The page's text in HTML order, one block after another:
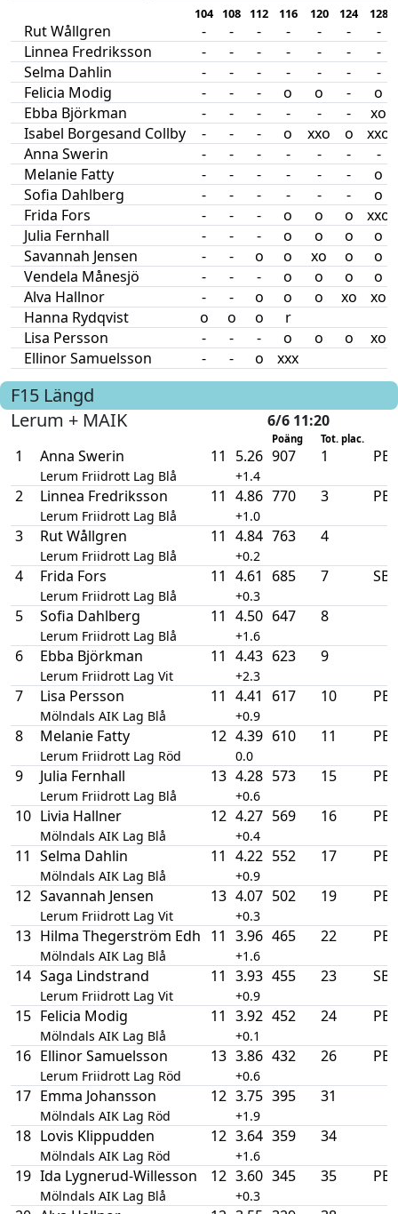
104 108 112 116 120 124 128
Rut Wållgren - - - - - -
-
Linnea Fredriksson
- - - - - -
-
Selma Dahlin
- - - - - -
-
Felicia Modig
- - - o o -
o
Ebba Björkman
- - - - - -
xo
Isabel Borgesand Collby
- - - o xxo o
xxo
Anna Swerin
- - - - - -
-
Melanie Fatty
- - - - - -
o
Sofia Dahlberg
- - - - - -
o
Frida Fors
- - - o o o
xxo
Julia Fernhall
- - - o o o
o
Savannah Jensen
- - o o xo o
o
Vendela Månesjö
- - - o o o
o
Alva Hallnor
- - o o o xo
xo
Hanna Rydqvist
o o o
r
Lisa Persson
- - - o o o
xo
Ellinor Samuelsson
- - o xxx
F15 Längd
Lerum + MAIK
6/6 11:20
Poäng Tot. plac.
1 Anna Swerin
Lerum Friidrott Lag Blå
11 5.26
+1.4
907 1 PB
2 Linnea Fredriksson
Lerum Friidrott Lag Blå
11 4.86
+1.0
770 3 PB
3 Rut Wållgren
Lerum Friidrott Lag Blå
11 4.84
+0.2
763 4
4 Frida Fors
Lerum Friidrott Lag Blå
11 4.61
+0.3
685 7 SB
5 Sofia Dahlberg
Lerum Friidrott Lag Blå
11 4.50
+1.6
647 8
6 Ebba Björkman
Lerum Friidrott Lag Vit
11 4.43
+2.3
623 9
7 Lisa Persson
Mölndals AIK Lag Blå
11 4.41
+0.9
617 10 PB
8 Melanie Fatty
Lerum Friidrott Lag Röd
12 4.39
0.0
610 11 PB
9 Julia Fernhall
Lerum Friidrott Lag Blå
13 4.28
+0.6
573 15 PB
10 Livia Hallner
Mölndals AIK Lag Blå
12 4.27
+0.4
569 16 PB
11 Selma Dahlin
Mölndals AIK Lag Blå
11 4.22
+0.9
552 17 PB
12 Savannah Jensen
Lerum Friidrott Lag Vit
13 4.07
+0.3
502 19 PB
13 Hilma Thegerström Edh
Mölndals AIK Lag Blå
11 3.96
+1.6
465 22 PB
14 Saga Lindstrand
Lerum Friidrott Lag Vit
11 3.93
+0.9
455 23 SB
15 Felicia Modig
Mölndals AIK Lag Blå
11 3.92
+0.1
452 24 PB
16 Ellinor Samuelsson
Lerum Friidrott Lag Röd
13 3.86
+0.6
432 26 PB
17 Emma Johansson
Mölndals AIK Lag Röd
12 3.75
+1.9
395 31
18 Lovis Klippudden
Mölndals AIK Lag Röd
12 3.64
+1.6
359 34
19 Ida Lygnerud-Willesson
Mölndals AIK Lag Blå
12 3.60
+0.3
345 35 PB